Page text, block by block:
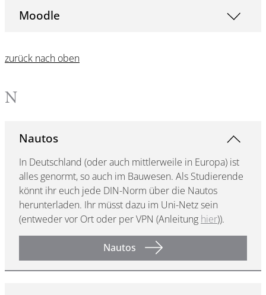
Moodle
zurück nach oben
N
Nautos
In Deutschland (oder auch mittlerweile in Europa) ist
alles genormt, so auch im Bauwesen. Als Studierende
könnt ihr euch jede DIN-Norm über die Nautos
herunterladen. Ihr müsst dazu im Uni-Netz sein
(entweder vor Ort oder per VPN (Anleitung hier)).
Nautos